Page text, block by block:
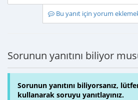
Bu yanıt için yorum
Sorunun yanıtını biliyor
Sorunun yanıtını biliyorsanız,
kullanarak soruyu yanıtlayınız.